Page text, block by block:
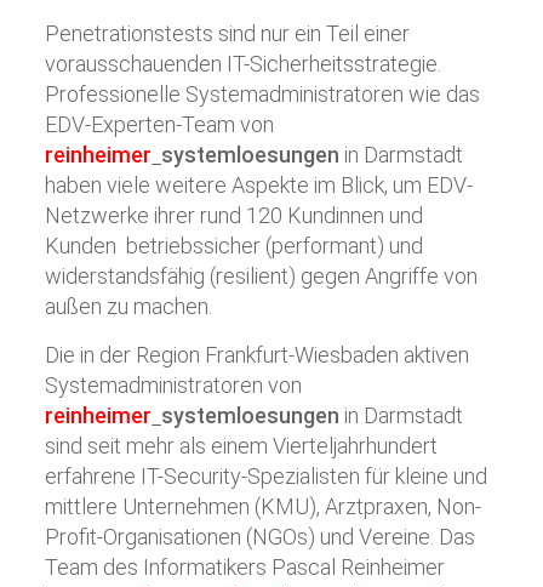
Penetrationstests sind nur ein Teil einer
vorausschauenden IT-Sicherheitsstrategie.
Professionelle Systemadministratoren wie das
EDV-Experten-Team von
reinheimer systemloesungen in Darmstadt
haben viele weitere Aspekte im Blick, um EDV-
Netzwerke ihrer rund 120 Kundinnen und
Kunden betriebssicher (performant) und
widerstandsfähig (resilient) gegen Angriffe von
außen zu machen.
Die in der Region Frankfurt-Wiesbaden aktiven
Systemadministratoren von
reinheimer systemloesungen in Darmstadt
sind seit mehr als einem Vierteljahrhundert
erfahrene IT-Security-Spezialisten für kleine und
mittlere Unternehmen (KMU), Arztpraxen, Non-
Profit-Organisationen (NGOs) und Vereine. Das
Team des Informatikers Pascal Reinheimer